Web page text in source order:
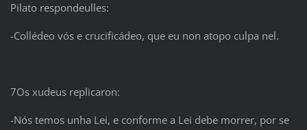
Pilato respondeulles:
-Collédeo vós e crucificádeo, que eu non atopo culpa nel.
7Os xudeus replicaron:
-Nós temos unha Lei, e conforme a Lei debe morrer, por se